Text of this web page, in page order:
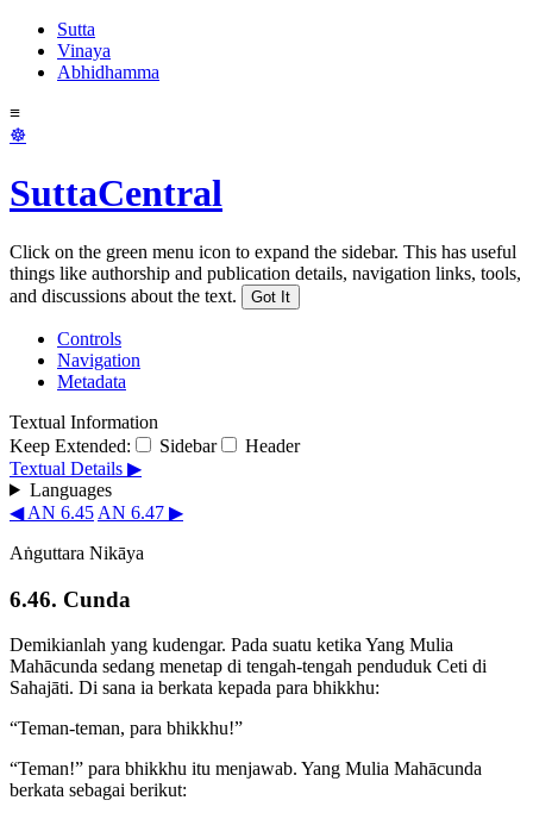
Sutta
Vinaya
Abhidhamma
≡
☸
SuttaCentral
Click on the green menu icon to expand the sidebar. This has useful
things like authorship and publication details, navigation links, tools,
and discussions about the text.
Got It
Controls
Navigation
Metadata
Textual Information
Keep Extended:
Sidebar
Header
Textual Details ▶
Languages
◀ AN 6.45 AN 6.47 ▶
Aṅguttara Nikāya
6.46. Cunda
Demikianlah yang kudengar. Pada suatu ketika Yang Mulia
Mahācunda sedang menetap di tengah-tengah penduduk Ceti di
Sahajāti. Di sana ia berkata kepada para bhikkhu:
“Teman-teman, para bhikkhu!”
“Teman!” para bhikkhu itu menjawab. Yang Mulia Mahācunda
berkata sebagai berikut: